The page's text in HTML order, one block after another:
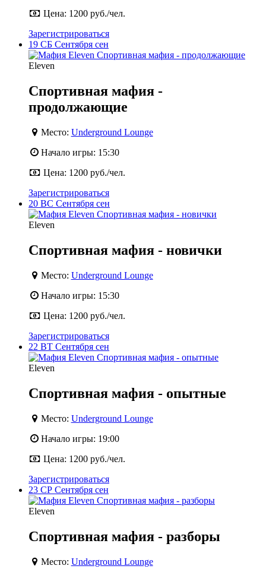
Цена: 1200 руб./чел.
Зарегистрироваться
19 СБ Сентября сен
Eleven
Спортивная мафия -
продолжающие
Место: Underground Lounge
Начало игры: 15:30
Цена: 1200 руб./чел.
Зарегистрироваться
20 ВС Сентября сен
Eleven
Спортивная мафия - новички
Место: Underground Lounge
Начало игры: 15:30
Цена: 1200 руб./чел.
Зарегистрироваться
22 ВТ Сентября сен
Eleven
Спортивная мафия - опытные
Место: Underground Lounge
Начало игры: 19:00
Цена: 1200 руб./чел.
Зарегистрироваться
23 СР Сентября сен
Eleven
Спортивная мафия - разборы
Место: Underground Lounge